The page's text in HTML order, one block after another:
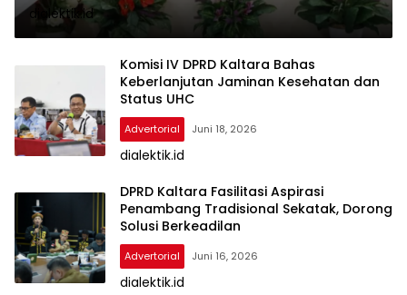
dialektik.id
Komisi IV DPRD Kaltara Bahas
Keberlanjutan Jaminan Kesehatan dan
Status UHC
Advertorial Juni 18, 2026
dialektik.id
DPRD Kaltara Fasilitasi Aspirasi
Penambang Tradisional Sekatak, Dorong
Solusi Berkeadilan
Advertorial Juni 16, 2026
dialektik.id